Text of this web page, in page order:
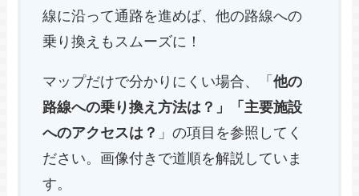
線に沿って通路を進めば、他の路線への
乗り換えもスムーズに！
マップだけで分かりにくい場合、「他の
路線への乗り換え方法は？」「主要施設
へのアクセスは？ 」の項目を参照してく
ださい。画像付きで道順を解説していま
す。